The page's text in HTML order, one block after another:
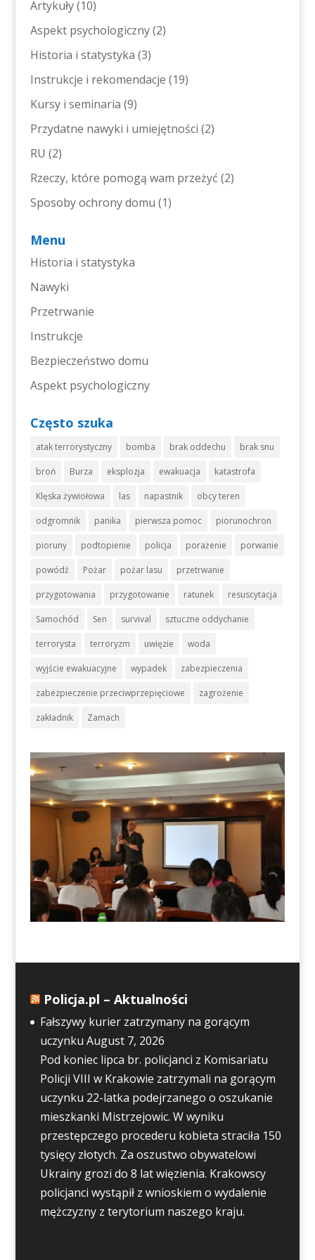
Artykuły(10)
Aspekt psychologiczny(2)
Historia i statystyka (3)
Instrukcje i rekomendacje (19)
Kursy i seminaria (9)
Przydatne nawyki i umiejętności (2)
RU (2)
Rzeczy, które pomogą wam przeżyć (2)
Sposoby ochrony domu (1)
Menu
Historia i statystyka
Nawyki
Przetrwanie
Instrukcje
Bezpieczeństwo domu
Aspekt psychologiczny
Często szuka
atak terrorystyczny bomba brak oddechu brak snu
broń Burza eksplozja ewakuacja katastrofa
Klęska żywiołowa las napastnik obcy teren
odgromnik panika pierwsza pomoc piorunochron
pioruny podtopienie policja porażenie porwanie
powódź Pożar pożar lasu przetrwanie
przygotowania przygotowanie ratunek resuscytacja
Samochód Sen survival sztuczne oddychanie
terrorysta terroryzm uwięzie woda
wyjście ewakuacyjne wypadek zabezpieczenia
zabezpieczenie przeciwprzepięciowe zagrożenie
zakładnik Zamach
Policja.pl – Aktualności
Fałszywy kurier zatrzymany na gorącym
uczynku August 7, 2026
Pod koniec lipca br. policjanci z Komisariatu
Policji VIII w Krakowie zatrzymali na gorącym
uczynku 22-latka podejrzanego o oszukanie
mieszkanki Mistrzejowic. W wyniku
przestępczego procederu kobieta straciła 150
tysięcy złotych. Za oszustwo obywatelowi
Ukrainy grozi do 8 lat więzienia. Krakowscy
policjanci wystąpił z wnioskiem o wydalenie
mężczyzny z terytorium naszego kraju.